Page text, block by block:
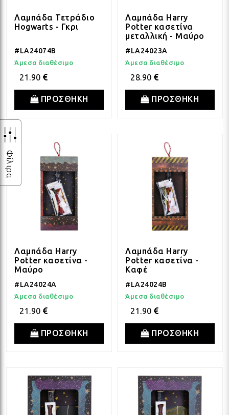
Φίλτρα
Λαμπάδα Τετράδιο
Hogwarts - Γκρι
#LA24074B
Άμεσα διαθέσιμο
21.90
ΠΡΟΣΘΗΚΗ
Λαμπάδα Harry
Potter κασετίνα
μεταλλική - Μαύρο
#LA24023A
Άμεσα διαθέσιμο
28.90
ΠΡΟΣΘΗΚΗ
Λαμπάδα Harry
Potter κασετίνα -
Μαύρο
#LA24024A
Άμεσα διαθέσιμο
21.90
ΠΡΟΣΘΗΚΗ
Λαμπάδα Harry
Potter κασετίνα -
Καφέ
#LA24024B
Άμεσα διαθέσιμο
21.90
ΠΡΟΣΘΗΚΗ